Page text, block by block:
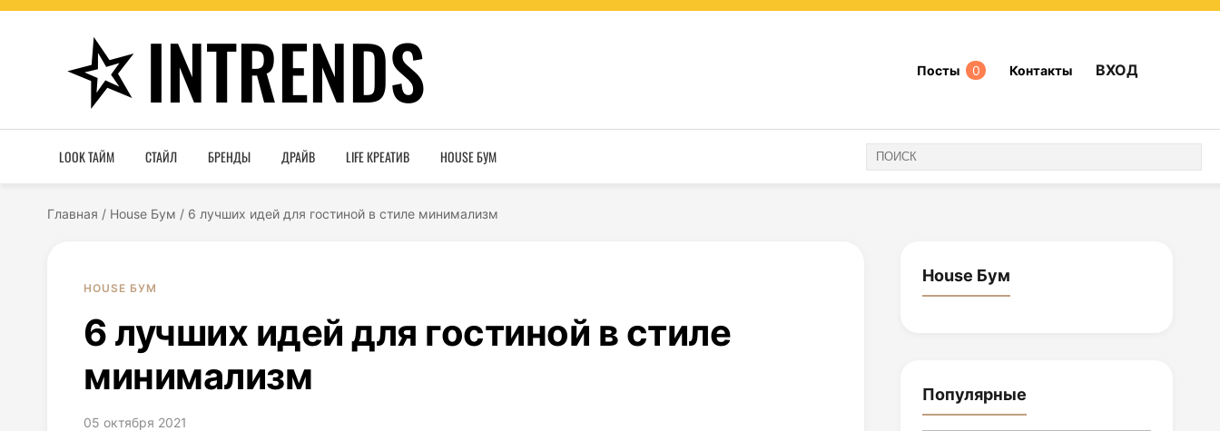
INTRENDS Посты 0 Контакты ВХОД
LOOK ТАЙМ СТАЙЛ БРЕНДЫ ДРАЙВ LIFE КРЕАТИВ HOUSE БУМ
Главная / House Бум / 6 лучших идей для гостиной в стиле минимализм
HOUSE БУМ
6 лучших идей для гостиной в стиле
минимализм
05 октября 2021
House Бум
Популярные